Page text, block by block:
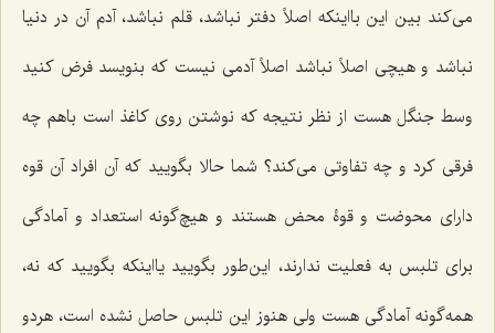
می‌کند بین این بااینکه اصلاً دفتر نباشد، قلم نباشد، آدم آن در دنیا
نباشد و هیچی اصلاً نباشد اصلاً آدمی نیست که بنویسد فرض کنید
وسط جنگل هست از نظر نتیجه که نوشتن روی کاغذ است باهم چه
فرقی کرد و چه تفاوتی می‌کند؟ شما حالا بگویید که آن افراد آن قوه
دارای محوضت و قوۀ محض هستند و هیچ‌گونه استعداد و آمادگی
برای تلبس به فعلیت ندارند، این‌طور بگویید یااینکه بگویید که نه،
همه‌گونه آمادگی هست ولی هنوز این تلبس حاصل نشده است، هردو